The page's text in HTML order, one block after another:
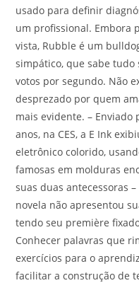
usado para definir
um profissional. Embora
vista, Rubble é um
simpático, que sabe tudo
votos por segundo. Não
desprezado por quem
mais evidente. –
anos, na CES, a E Ink
eletrônico colorido,
famosas em molduras
suas duas antecessoras –
novela não apresentou
tendo seu première
Conhecer palavras que
exercícios para o
facilitar a construção de